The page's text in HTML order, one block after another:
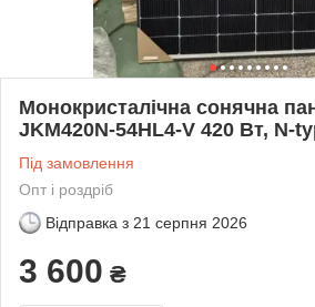
Монокристалічна сонячна
JKM420N-54HL4-V 420 Вт, N-
Під замовлення
Опт і роздріб
Відправка з 21 серпня 2026
3 600 ₴